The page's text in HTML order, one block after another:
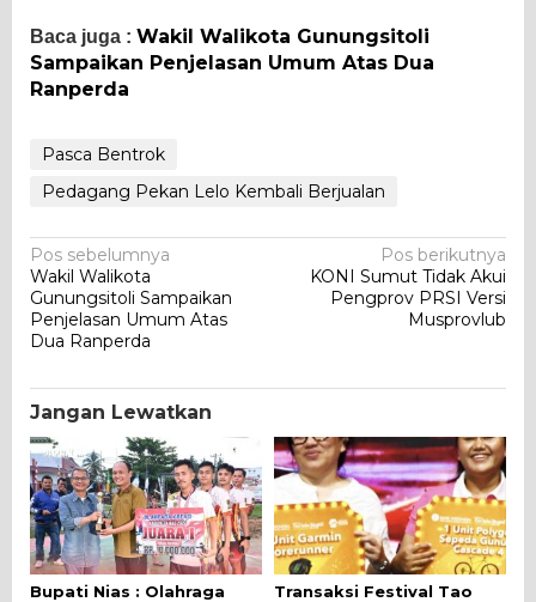
Baca juga : Wakil Walikota Gunungsitoli
Sampaikan Penjelasan Umum Atas Dua
Ranperda
Pasca Bentrok
Pedagang Pekan Lelo Kembali Berjualan
Navigasi
pos
Pos sebelumnya
Wakil Walikota
Gunungsitoli Sampaikan
Penjelasan Umum Atas
Dua Ranperda
Pos berikutnya
KONI Sumut Tidak Akui
Pengprov PRSI Versi
Musprovlub
Jangan Lewatkan
Bupati Nias : Olahraga
Transaksi Festival Tao